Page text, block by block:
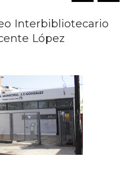
Interbibliotecario
López